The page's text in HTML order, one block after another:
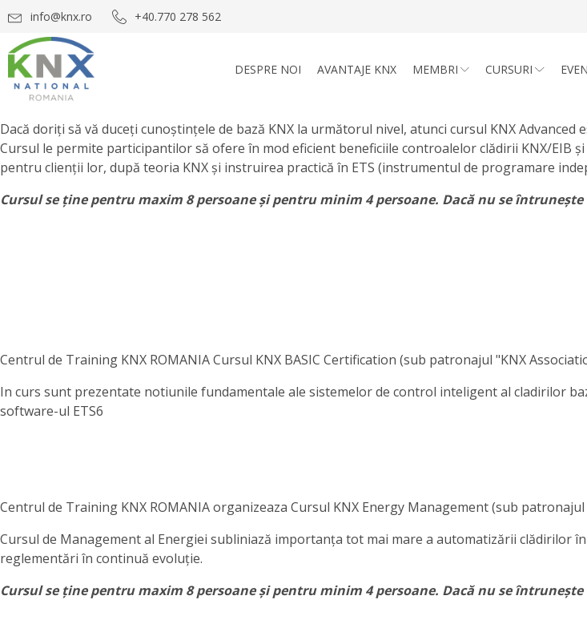
info@knx.ro +40.770 278 562
DESPRE NOI AVANTAJE KNX MEMBRI CURSURI
Dacă doriți să vă duceți cunoștințele de bază KNX la următorul nivel, atunci cursul KNX Advanced
Cursul le permite participantilor să ofere în mod eficient beneficiile controalelor clădirii KNX/EIB
pentru clienții lor, după teoria KNX și instruirea practică în ETS (instrumentul de programare
Cursul se ține pentru maxim 8 persoane și pentru minim 4 persoane. Dacă nu se
Centrul de Training KNX ROMANIA Cursul KNX BASIC Certification (sub patronajul "KNX
In curs sunt prezentate notiunile fundamentale ale sistemelor de control inteligent al cladirilor
software-ul ETS6
Centrul de Training KNX ROMANIA organizeaza Cursul KNX Energy Management (sub
Cursul de Management al Energiei subliniază importanța tot mai mare a automatizării clădirilor
reglementări în continuă evoluție.
Cursul se ține pentru maxim 8 persoane și pentru minim 4 persoane. Dacă nu se